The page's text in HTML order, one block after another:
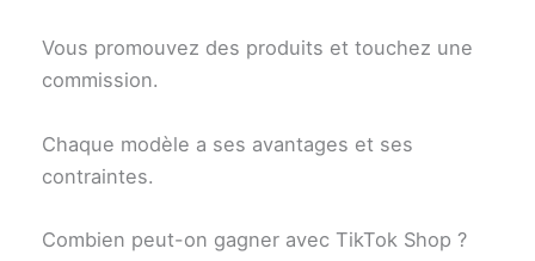
Vous promouvez des produits et touchez une
commission.
Chaque modèle a ses avantages et ses
contraintes.
Combien peut-on gagner avec TikTok Shop ?